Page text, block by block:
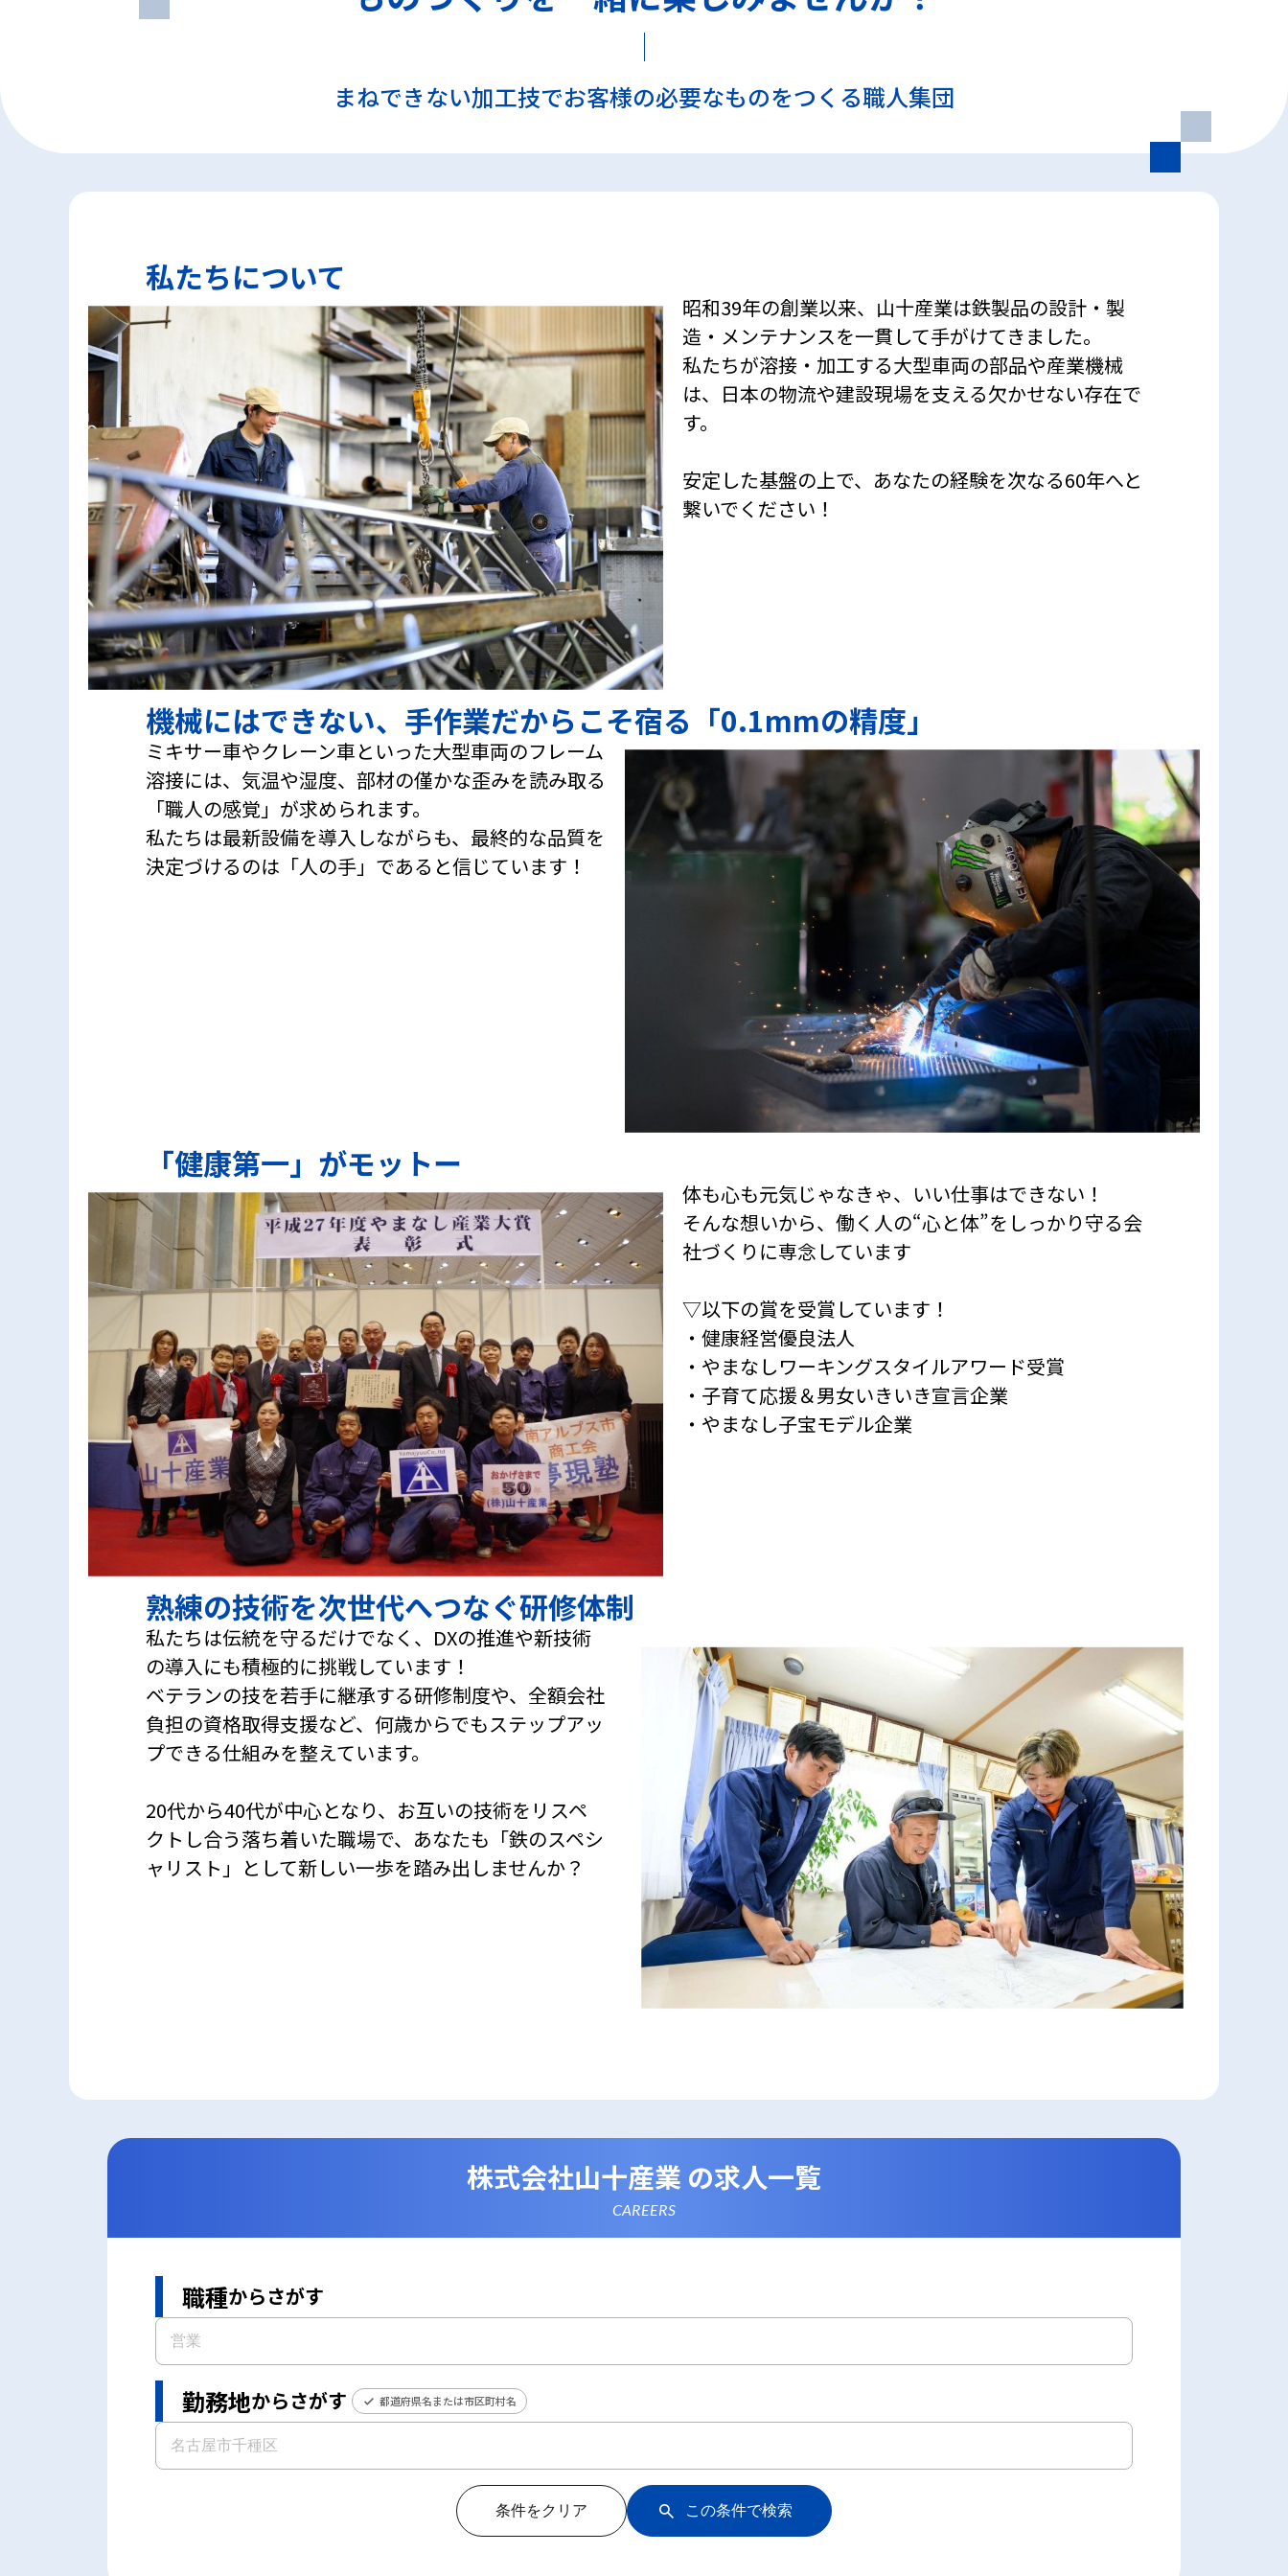
まねできない加工技でお客様の必要なものをつくる職人集団
私たちについて
昭和39年の創業以来、山十産業は鉄製品の設計・製
造・メンテナンスを一貫して手がけてきました。
私たちが溶接・加工する大型車両の部品や産業機械
は、日本の物流や建設現場を支える欠かせない存在で
す。
安定した基盤の上で、あなたの経験を次なる60年へと
繋いでください！
機械にはできない、手作業だからこそ宿る「0.1mmの精度」
ミキサー車やクレーン車といった大型車両のフレーム
溶接には、気温や湿度、部材の僅かな歪みを読み取る
「職人の感覚」が求められます。
私たちは最新設備を導入しながらも、最終的な品質を
決定づけるのは「人の手」であると信じています！
「健康第一」がモットー
体も心も元気じゃなきゃ、いい仕事はできない！
そんな想いから、働く人の“心と体”をしっかり守る会
社づくりに専念しています
▽以下の賞を受賞しています！
・健康経営優良法人
・やまなしワーキングスタイルアワード受賞
・子育て応援＆男女いきいき宣言企業
・やまなし子宝モデル企業
熟練の技術を次世代へつなぐ研修体制
私たちは伝統を守るだけでなく、DXの推進や新技術
の導入にも積極的に挑戦しています！
ベテランの技を若手に継承する研修制度や、全額会社
負担の資格取得支援など、何歳からでもステップアッ
プできる仕組みを整えています。
20代から40代が中心となり、お互いの技術をリスペ
クトし合う落ち着いた職場で、あなたも「鉄のスペシ
ャリスト」として新しい一歩を踏み出しませんか？
株式会社山十産業 の求人一覧
CAREERS
職種からさがす
勤務地からさがす 都道府県名または市区町村名
条件をクリア この条件で検索